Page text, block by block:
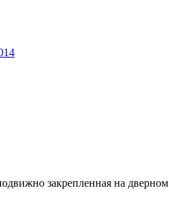
закрепленная на